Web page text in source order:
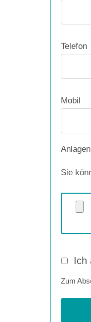
Telefon
Mobil
Anlagen
Sie
Ich
Zum